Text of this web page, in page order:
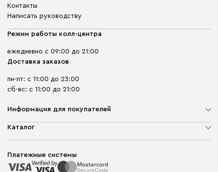
Контакты
Написать руководству
Режим работы колл-центра
ежедневно с 09:00 до 21:00
Доставка заказов
пн-пт: с 11:00 до 23:00
сб-вс: с 11:00 до 21:00
Информация для покупателей
О компании
Способы оплаты
Рассрочка и кредит
Каталог
Корпусная мебель
Распродажа мебели
Платежные системы